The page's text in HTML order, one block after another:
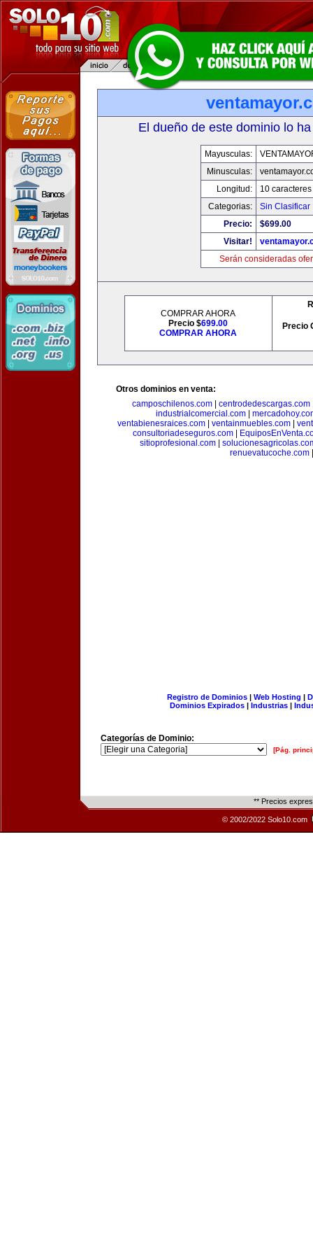
El dueño de este dominio lo
Mayusculas:
Minusculas:
Longitud:
10 caracteres
Categorias:
Sin Clasificar
Precio:
$699.00
Visitar!
Serán consideradas
COMPRAR AHORA
Precio $699.00
COMPRAR AHORA
Precio
Otros dominios en venta:
camposchilenos.com| centrodedescargas.com
industrialcomercial.com
ventabienesraices.com| ventainmuebles.com|
consultoriadeseguros.com|
sitioprofesional.com
renuevatucoche.com
Registro de Dominios| Web Hosting |
Dominios Expirados | Industrias |
Categorías de Dominio:
[Pág.
** Precios
© 2002/2022 Solo10.com